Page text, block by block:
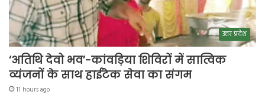
उत्तर प्रदेश
‘अतिथि देवो भव’-कांवड़िया शिविरों में सात्विक
व्यंजनों के साथ हाईटेक सेवा का संगम
11 hours ago